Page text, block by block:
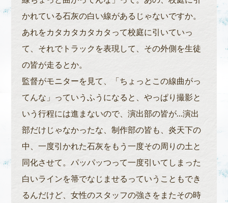
かれている石灰の白い線があるじゃないですか。
あれをカタカタカタカタって校庭に引いていっ
て、それでトラックを表現して、その外側を生徒
の皆が走るとか。
監督がモニターを見て、「ちょっとこの線曲がっ
てんな」っていうふうになると、やっぱり撮影と
いう行程には進まないので、演出部の皆が…演出
部だけじゃなかったな、制作部の皆も、炎天下の
中、一度引かれた石灰をもう一度その周りの土と
同化させて。パッパッつって一度引いてしまった
白いラインを箒でなじませるっていうこともでき
るんだけど、女性のスタッフの強さをまたその時